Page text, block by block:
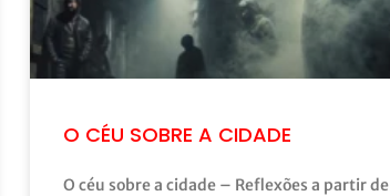
O CÉU SOBRE A CIDADE
O céu sobre a cidade – Reflexões a partir de